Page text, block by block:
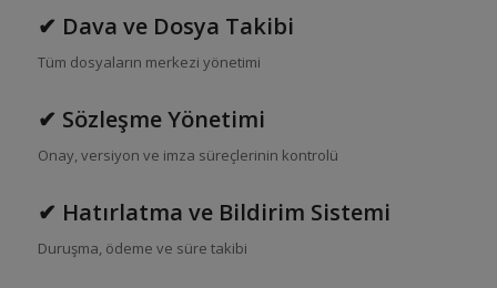
✔ Dava ve Dosya Takibi
Tüm dosyaların merkezi yönetimi
✔ Sözleşme Yönetimi
Onay, versiyon ve imza süreçlerinin kontrolü
✔ Hatırlatma ve Bildirim Sistemi
Duruşma, ödeme ve süre takibi